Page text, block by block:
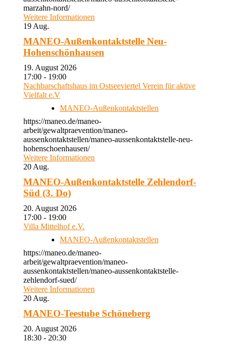
marzahn-nord/
Weitere Informationen
19 Aug.
MANEO-Außenkontaktstelle Neu-
Hohenschönhausen
19. August 2026
17:00 - 19:00
Nachbarschaftshaus im Ostseeviertel Verein für aktive
Vielfalt e.V
MANEO-Außenkontaktstellen
https://maneo.de/maneo-
arbeit/gewaltpraevention/maneo-
aussenkontaktstellen/maneo-aussenkontaktstelle-neu-
hohenschoenhausen/
Weitere Informationen
20 Aug.
MANEO-Außenkontaktstelle Zehlendorf-
Süd (3. Do)
20. August 2026
17:00 - 19:00
Villa Mittelhof e.V.
MANEO-Außenkontaktstellen
https://maneo.de/maneo-
arbeit/gewaltpraevention/maneo-
aussenkontaktstellen/maneo-aussenkontaktstelle-
zehlendorf-sued/
Weitere Informationen
20 Aug.
MANEO-Teestube Schöneberg
20. August 2026
18:30 - 20:30